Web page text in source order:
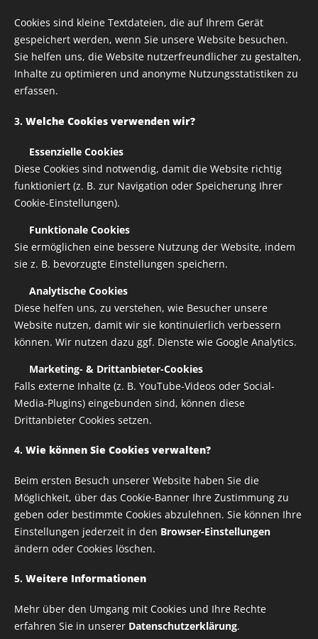
Aufbügelbare Druck für Bekleidung
Breite
ab1,00€
zzgl. Versandkosten
Cookies sind kleine Textdateien, die auf Ihrem Gerät
gespeichert werden, wenn Sie unsere Website besuchen.
Sie helfen uns, die Website nutzerfreundlicher zu gestalten,
Inhalte zu optimieren und anonyme Nutzungsstatistiken zu
erfassen.
3. Welche Cookies verwenden wir?
Essenzielle Cookies
Diese Cookies sind notwendig, damit die Website richtig
funktioniert (z. B. zur Navigation oder Speicherung Ihrer
Cookie-Einstellungen).
Funktionale Cookies
Sie ermöglichen eine bessere Nutzung der Website, indem
sie z. B. bevorzugte Einstellungen speichern.
Analytische Cookies
Diese helfen uns, zu verstehen, wie Besucher unsere
Website nutzen, damit wir sie kontinuierlich verbessern
können. Wir nutzen dazu ggf. Dienste wie Google Analytics.
Marketing- & Drittanbieter-Cookies
Falls externe Inhalte (z. B. YouTube-Videos oder Social-
Media-Plugins) eingebunden sind, können diese
Drittanbieter Cookies setzen.
4. Wie können Sie Cookies verwalten?
Beim ersten Besuch unserer Website haben Sie die
Möglichkeit, über das Cookie-Banner Ihre Zustimmung zu
geben oder bestimmte Cookies abzulehnen. Sie können Ihre
Einstellungen jederzeit in den Browser-Einstellungen
ändern oder Cookies löschen.
5. Weitere Informationen
Mehr über den Umgang mit Cookies und Ihre Rechte
erfahren Sie in unserer Datenschutzerklärung.